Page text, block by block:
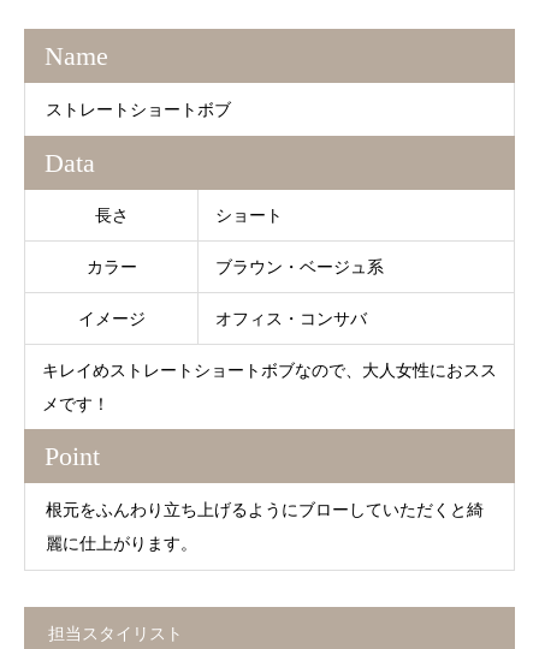
Name
ストレートショートボブ
Data
長さ ショート
カラー ブラウン・ベージュ系
イメージ オフィス・コンサバ
キレイめストレートショートボブなので、大人女性におスス
メです！
Point
根元をふんわり立ち上げるようにブローしていただくと綺
麗に仕上がります。
担当スタイリスト